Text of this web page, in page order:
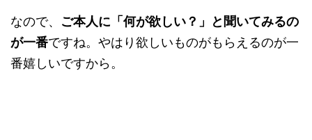
なので、 ご本人に「何が欲しい？」と聞いてみるの
が一番ですね。やはり欲しいものがもらえるのが一
番嬉しいですから。